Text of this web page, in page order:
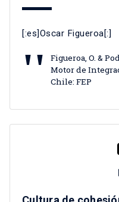
[:es]Oscar Figueroa[:]
Figueroa, O. &
Motor de
Chile: FEP